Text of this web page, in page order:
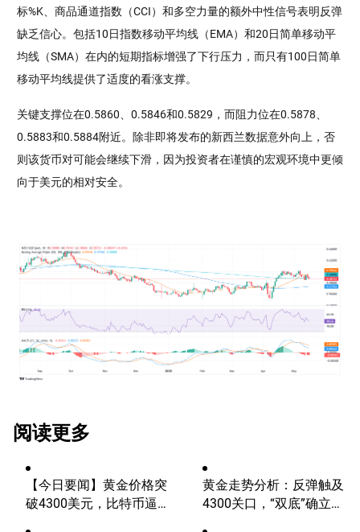
标%K、商品通道指数（CCI）和多空力量的额外中性信号表明反弹
缺乏信心。包括10日指数移动平均线（EMA）和20日简单移动平
均线（SMA）在内的短期指标增强了下行压力，而只有100日简单
移动平均线提供了适度的看涨支撑。
关键支撑位在0.5860、0.5846和0.5829，而阻力位在0.5878、
0.5883和0.5884附近。除非即将发布的新西兰数据意外向上，否
则该货币对可能会继续下滑，因为投资者在谨慎的宏观环境中更倾
向于美元的相对安全。
阅读更多
【今日要闻】黄金价格突
破4300美元，比特币逼近
黄金走势分析：反弹触及
4300关口，“双底”确立剑